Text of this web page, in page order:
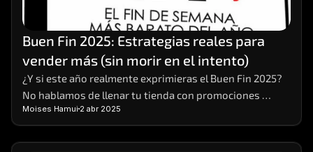
Buen Fin 2025: Estrategias reales para
vender más (sin morir en el intento)
¿Y si este año realmente exprimieras el Buen Fin 2025?
No hablamos de llenar tu tienda con promociones
Moises Hamui 2 abr 2025